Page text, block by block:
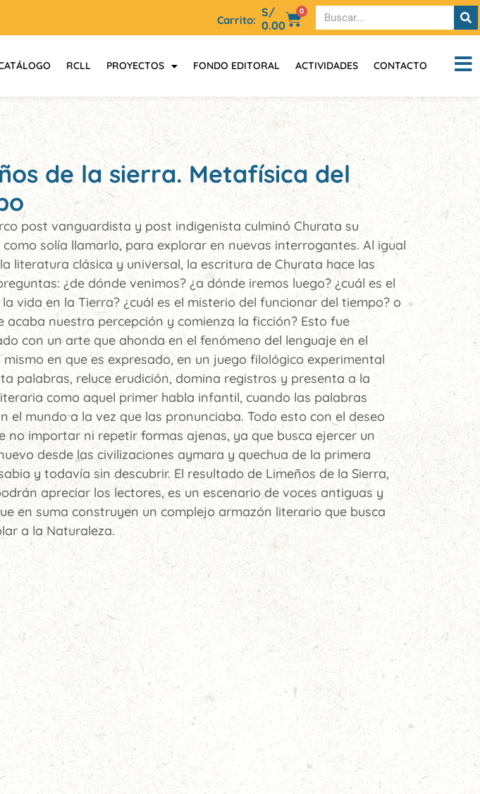
Carrito:
S/
0.00
0
RCLL PROYECTOS FONDO EDITORAL ACTIVIDADES CONTACTO
de la sierra. Metafísica del
post vanguardista y post indigenista culminó Churata su
como solía llamarlo, para explorar en nuevas interrogantes. Al igual
literatura clásica y universal, la escritura de Churata hace las
¿de dónde venimos? ¿a dónde iremos luego? ¿cuál es el
vida en la Tierra? ¿cuál es el misterio del funcionar del tiempo? o
acaba nuestra percepción y comienza la ficción? Esto fue
con un arte que ahonda en el fenómeno del lenguaje en el
en que es expresado, en un juego filológico experimental
palabras, reluce erudición, domina registros y presenta a la
como aquel primer habla infantil, cuando las palabras
el mundo a la vez que las pronunciaba. Todo esto con el deseo
no importar ni repetir formas ajenas, ya que busca ejercer un
desde las civilizaciones aymara y quechua de la primera
y todavía sin descubrir. El resultado de Limeños de la Sierra,
apreciar los lectores, es un escenario de voces antiguas y
en suma construyen un complejo armazón literario que busca
a la Naturaleza.